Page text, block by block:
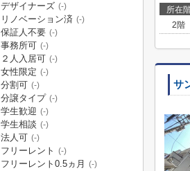
所在
2階
サ
デザイナーズ (-)
リノベーション済 (-)
保証人不要 (-)
事務所可 (-)
２人入居可 (-)
女性限定 (-)
分割可 (-)
分譲タイプ (-)
学生歓迎 (-)
学生相談 (-)
法人可 (-)
フリーレント (-)
フリーレント0.5ヵ月 (-)